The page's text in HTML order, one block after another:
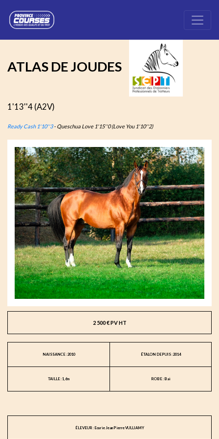
ATLAS DE JOUDES
1'13''4 (A2V)
Ready Cash 1'10''3- Queschua Love 1'15''0 (Love You 1'10''2)
2 500 € PV HT
NAISSANCE : 2010 ÉTALON DEPUIS : 2014
TAILLE : 1,6m ROBE : Bai
ÉLEVEUR : Ecurie Jean Pierre VULLIAMY